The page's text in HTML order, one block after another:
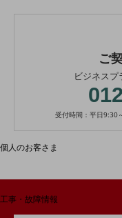
料金分析(ご利用料金管理サ
Web明細(My docomo)
個人のお客さま
OCNなど
工事・故障情報
お客さまサポートサイト
ご
ビジネス
受付時間：平日9:30